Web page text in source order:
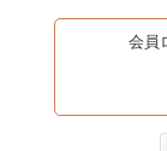
会員